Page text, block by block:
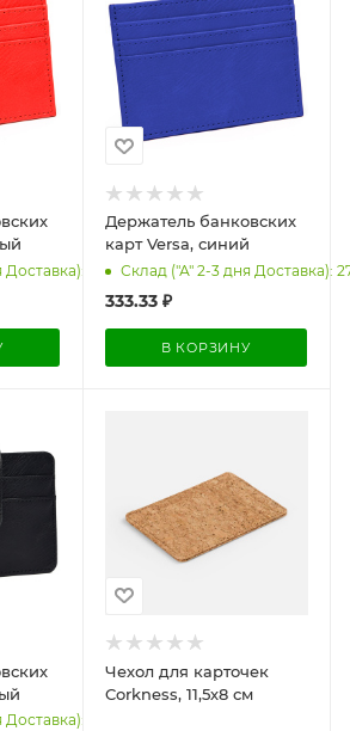
434
Держатель банковских
карт Versa, синий
Склад ("А" 2-3 дня Доставка):
333.33₽
В КОРЗИНУ
464
Чехол для карточек
Corkness, 11,5х8 см